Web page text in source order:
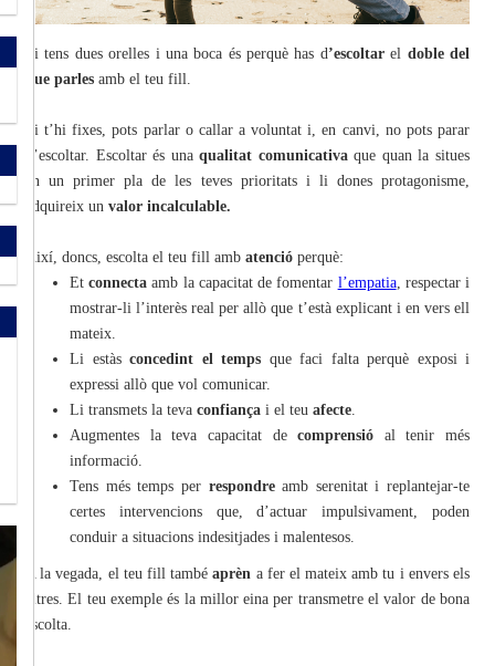
Si tens dues orelles i una boca és perquè has d’escoltarel doble del
que parles amb el teu fill.
Si t’hi fixes, pots parlar o callar a voluntat i, en canvi, no pots parar
d’escoltar. Escoltar és unaqualitat comunicativaque quan la situes
en un primer pla de les teves prioritats i li dones protagonisme,
adquireix un valor incalculable.
Així, doncs, escolta el teu fill amb atenció perquè:
Etconnectaamb la capacitat de fomentar l’empatia, respectar i
mostrar-li l’interès real per allò que t’està explicant i en vers ell
mateix.
Li estàs concedint el temps que faci falta perquè exposi i
expressi allò que vol comunicar.
Li transmets la teva confiança i el teu afecte.
Augmentes la teva capacitat decomprensió al tenir més
informació.
Tens més temps per respondreamb serenitat i replantejar-te
certes intervencions que, d’actuar impulsivament, poden
conduir a situacions indesitjades i malentesos.
A la vegada, el teu fill tambéaprèn a fer el mateix amb tu i envers els
altres. El teu exemple és la millor eina per transmetre el valor de bona
escolta.